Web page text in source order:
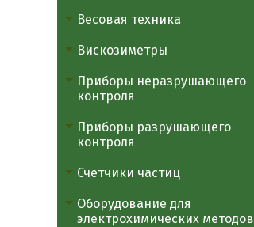
Весовая техника
Вискозиметры
Приборы неразрушающего
контроля
Приборы разрушающего
контроля
Счетчики частиц
Оборудование для
электрохимических методов